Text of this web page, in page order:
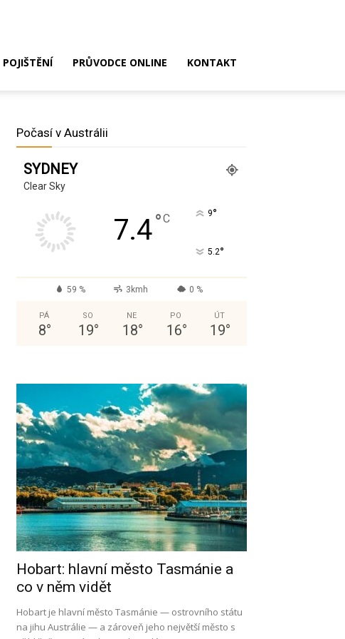
POJIŠTĚNÍ PRŮVODCE ONLINE KONTAKT
Počasí v Austrálii
SYDNEY
Clear Sky
7.4°C 9°
5.2°
59 % 3kmh 0 %
PÁ
8°
SO
19°
NE
18°
PO
16°
ÚT
19°
Hobart: hlavní město Tasmánie a
co v něm vidět
Hobart je hlavní město Tasmánie — ostrovního státu
na jihu Austrálie — a zároveň jeho největší město s